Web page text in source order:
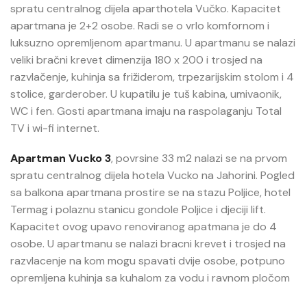
spratu centralnog dijela aparthotela Vučko. Kapacitet
apartmana je 2+2 osobe. Radi se o vrlo komfornom i
luksuzno opremljenom apartmanu. U apartmanu se nalazi
veliki bračni krevet dimenzija 180 x 200 i trosjed na
razvlačenje, kuhinja sa frižiderom, trpezarijskim stolom i 4
stolice, garderober. U kupatilu je tuš kabina, umivaonik,
WC i fen. Gosti apartmana imaju na raspolaganju Total
TV i wi-fi internet.
Apartman Vucko 3, povrsine 33 m2 nalazi se na prvom
spratu centralnog dijela hotela Vucko na Jahorini. Pogled
sa balkona apartmana prostire se na stazu Poljice, hotel
Termag i polaznu stanicu gondole Poljice i djeciji lift.
Kapacitet ovog upavo renoviranog apatmana je do 4
osobe. U apartmanu se nalazi bracni krevet i trosjed na
razvlacenje na kom mogu spavati dvije osobe, potpuno
opremljena kuhinja sa kuhalom za vodu i ravnom pločom